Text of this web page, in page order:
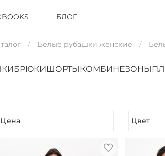
БЛОГ
Белые рубашки женские
БРЮКИШОРТЫ КОМБИНЕЗОНЫ
Цена Цвет